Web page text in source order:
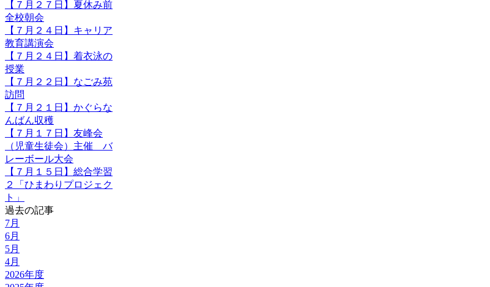
【７月２７日】夏休み前
全校朝会
【７月２４日】キャリア
教育講演会
【７月２４日】着衣泳の
授業
【７月２２日】なごみ苑
訪問
【７月２１日】かぐらな
んばん収穫
【７月１７日】友峰会
（児童生徒会）主催 バ
レーボール大会
【７月１５日】総合学習
２「ひまわりプロジェク
ト」
過去の記事
7月
6月
5月
4月
2026年度